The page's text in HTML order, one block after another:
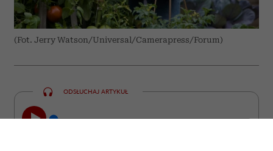
(Fot. Jerry Watson/Universal/Camerapress/Forum)
ODSŁUCHAJ ARTYKUŁ